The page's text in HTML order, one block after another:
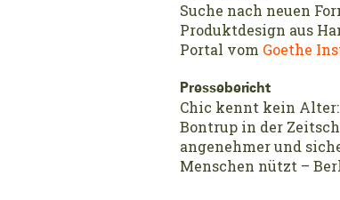
Suche nach neuen
Produktdesign aus
Portal vom Goethe
Pressebericht
Chic kennt kein
Bontrup in der
angenehmer und
Menschen nützt –